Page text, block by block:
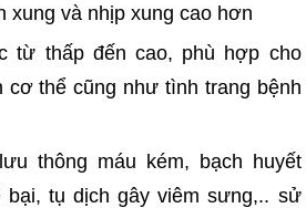
xung và nhịp xung cao hơn
từ thấp đến cao, phù hợp cho
cơ thể cũng như tình trang bệnh
thông máu kém, bạch huyết
tụ dịch gây viêm sưng,.. sử